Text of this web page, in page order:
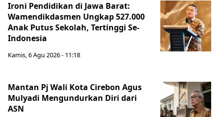
Ironi Pendidikan di Jawa Barat:
Wamendikdasmen Ungkap 527.000
Anak Putus Sekolah, Tertinggi Se-
Indonesia
Kamis, 6 Agu 2026 - 11:18
Mantan Pj Wali Kota Cirebon Agus
Mulyadi Mengundurkan Diri dari
ASN